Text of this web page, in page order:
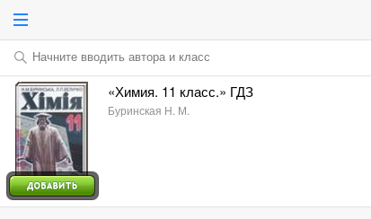
Начните вводить автора и класс
«Химия. 11 класс.» ГДЗ
Буринская Н. М.